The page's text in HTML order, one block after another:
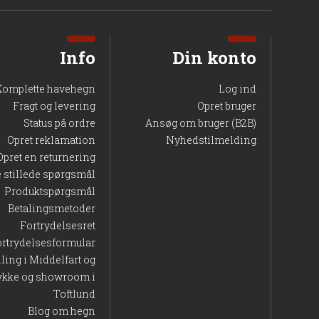
ideel både ved reparation og som forebyggende
anbefales det altid at tjekke manualen til din Nice
Info
havehegn
Fragt og levering
Status på ordre
Opret reklamation
en returnering
stillede spørgsmål
Produktspørgsmål
Betalingsmetoder
Fortrydelsesret
i Middelfart og
og showroom i
Toftlund
Blog om hegn
Din konto
Log ind
Opret bruger
Ansøg om bruger (B2B)
Nyhedstilmelding